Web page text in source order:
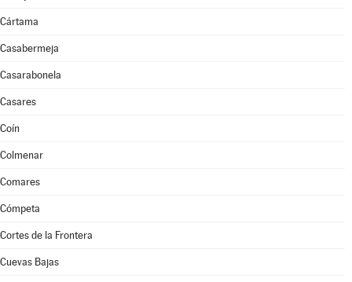
Cártama
Casabermeja
Casarabonela
Casares
Coín
Colmenar
Comares
Cómpeta
Cortes de la Frontera
Cuevas Bajas